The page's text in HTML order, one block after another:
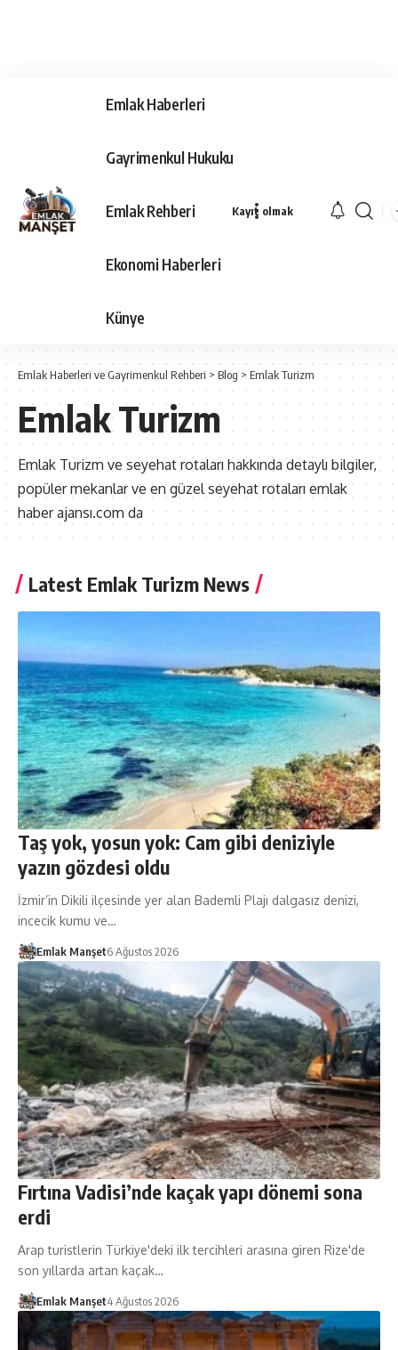
Emlak Haberleri
Gayrimenkul Hukuku
Emlak Rehberi
Ekonomi Haberleri
Künye
Kayıt olmak
Emlak Haberleri ve Gayrimenkul Rehberi> Blog > Emlak Turizm
Emlak Turizm
Emlak Turizm ve seyehat rotaları hakkında detaylı bilgiler,
popüler mekanlar ve en güzel seyehat rotaları emlak
haber ajansı.com da
Latest Emlak Turizm News
Taş yok, yosun yok: Cam gibi deniziyle
yazın gözdesi oldu
İzmir’in Dikili ilçesinde yer alan Bademli Plajı dalgasız denizi,
incecik kumu ve…
Emlak Manşet6 Ağustos 2026
Fırtına Vadisi’nde kaçak yapı dönemi sona
erdi
Arap turistlerin Türkiye'deki ilk tercihleri arasına giren Rize'de
son yıllarda artan kaçak…
Emlak Manşet4 Ağustos 2026